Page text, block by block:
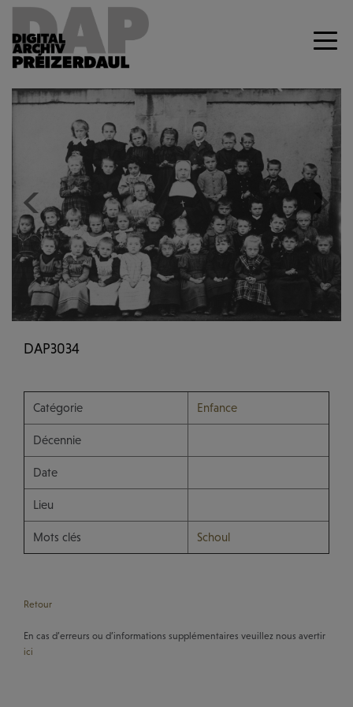
Previous Next
DAP3034
Catégorie Enfance
Décennie
Date
Lieu
Mots clés Schoul
Retour
En cas d’erreurs ou d’informations supplémentaires veuillez nous avertir
ici